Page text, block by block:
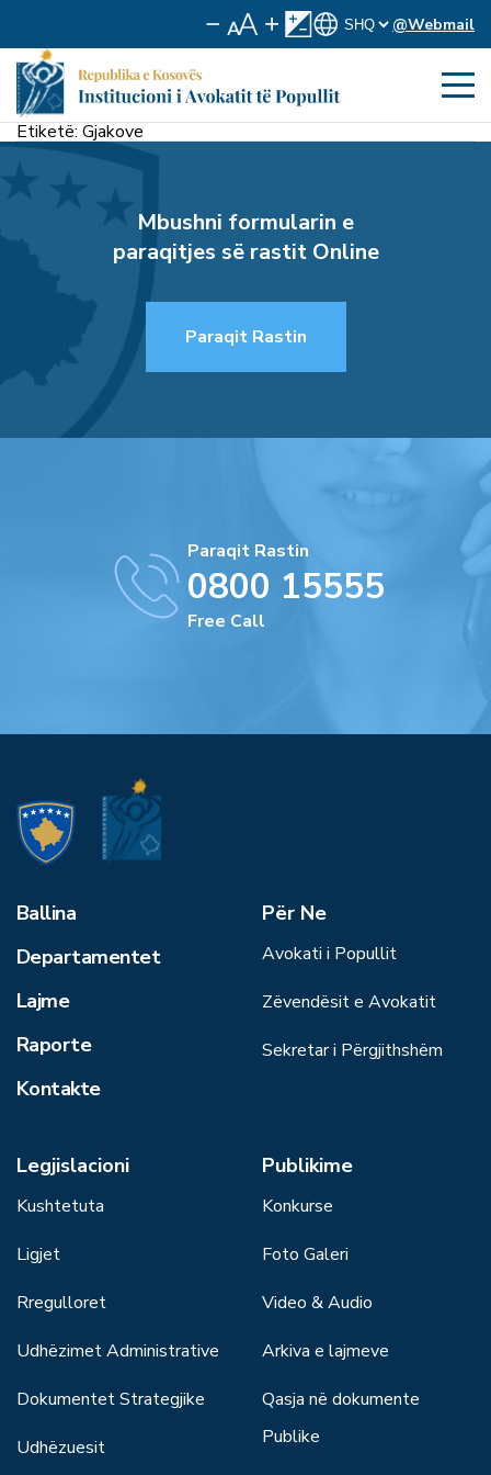
@Webmail
Etiketë: Gjakove
Mbushni formularin e
paraqitjes së rastit Online
Paraqit Rastin
Paraqit Rastin
0800 15555
Free Call
Ballina
Departamentet
Lajme
Raporte
Kontakte
Për Ne
Avokati i Popullit
Zëvendësit e Avokatit
Sekretar i Përgjithshëm
Legjislacioni
Kushtetuta
Ligjet
Rregulloret
Udhëzimet Administrative
Dokumentet Strategjike
Udhëzuesit
Publikime
Konkurse
Foto Galeri
Video & Audio
Arkiva e lajmeve
Qasja në dokumente
Publike